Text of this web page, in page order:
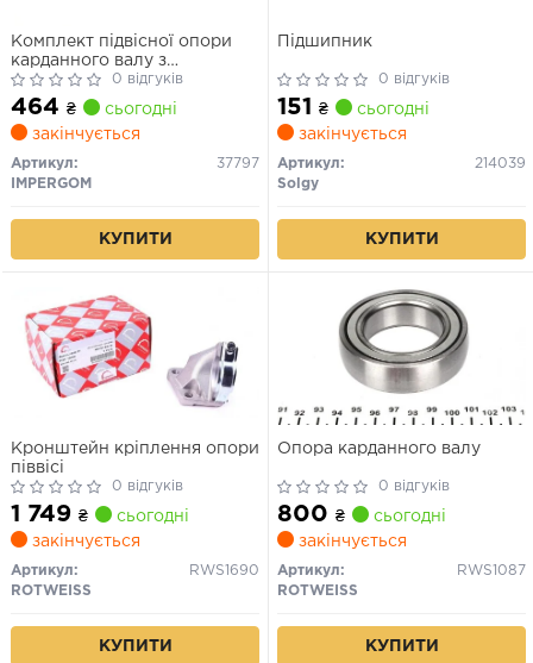
Комплект підвісної опори
карданного валу з
кульковим підшипником
0 відгуків
464 ₴
сьогодні
закінчується
Артикул:
37797
IMPERGOM
КУПИТИ
Підшипник
0 відгуків
151 ₴
сьогодні
закінчується
Артикул:
214039
Solgy
КУПИТИ
Кронштейн кріплення опори
піввісі
0 відгуків
1 749 ₴
сьогодні
закінчується
Артикул:
RWS1690
ROTWEISS
КУПИТИ
Опора карданного валу
0 відгуків
800 ₴
сьогодні
закінчується
Артикул:
RWS1087
ROTWEISS
КУПИТИ